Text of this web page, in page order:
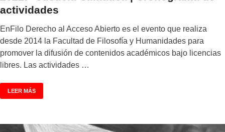
actividades
EnFilo Derecho al Acceso Abierto es el evento que realiza
desde 2014 la Facultad de Filosofía y Humanidades para
promover la difusión de contenidos académicos bajo licencias
libres. Las actividades …
LEER MÁS